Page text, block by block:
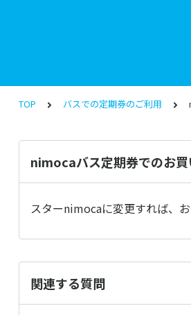
TOP バスでの定期券のご利用
nimocaバス定期券でのお
スターnimocaに変更すれば、
関連する質問